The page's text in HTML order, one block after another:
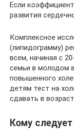
Если
развития
Комплексное
(липидограмму)
всем, начиная с
семьи в молодом
повышенного
детям тест на
сдавать в
Кому